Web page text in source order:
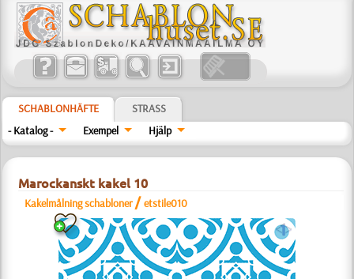
SCHABLONHÄFTE
STRASS
- Katalog -
Exempel Hjälp
Marockanskt kakel 10
Kakelmålning schabloner /etstile010
a